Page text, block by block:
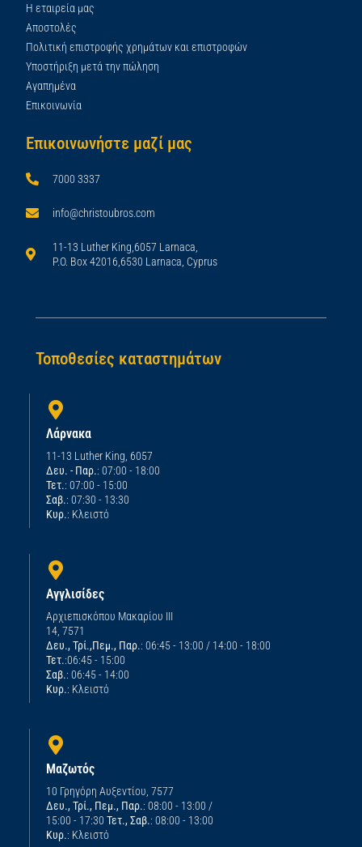
Η εταιρεία μας
Αποστολές
Πολιτική επιστροφής χρημάτων και επιστροφών
Υποστήριξη μετά την πώληση
Αγαπημένα
Επικοινωνία
Επικοινωνήστε μαζί μας
7000 3337
info@christoubros.com
11-13 Luther King,6057 Larnaca,
P.O. Box 42016,6530 Larnaca, Cyprus
Τοποθεσίες καταστημάτων
Λάρνακα
11-13 Luther King, 6057
Δευ. - Παρ.: 07:00 - 18:00
Τετ.: 07:00 - 15:00
Σαβ.: 07:30 - 13:30
Κυρ.: Κλειστό
Αγγλισίδες
Αρχιεπισκόπου Μακαρίου ΙΙΙ
14, 7571
Δευ., Τρί.,Πεμ., Παρ.: 06:45 - 13:00 / 14:00 - 18:00
Τετ.:06:45 - 15:00
Σαβ.: 06:45 - 14:00
Κυρ.: Κλειστό
Μαζωτός
10 Γρηγόρη Αυξεντίου, 7577
Δευ., Τρί., Πεμ., Παρ.: 08:00 - 13:00 /
15:00 - 17:30 Τετ., Σαβ.: 08:00 - 13:00
Κυρ.: Κλειστό